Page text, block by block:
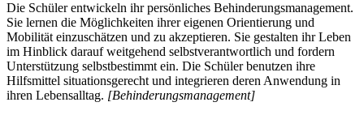
Die Schüler entwickeln ihr persönliches Behinderungsmanagement.
Sie lernen die Möglichkeiten ihrer eigenen Orientierung und
Mobilität einzuschätzen und zu akzeptieren. Sie gestalten ihr Leben
im Hinblick darauf weitgehend selbstverantwortlich und fordern
Unterstützung selbstbestimmt ein. Die Schüler benutzen ihre
Hilfsmittel situationsgerecht und integrieren deren Anwendung in
ihren Lebensalltag. [Behinderungsmanagement]